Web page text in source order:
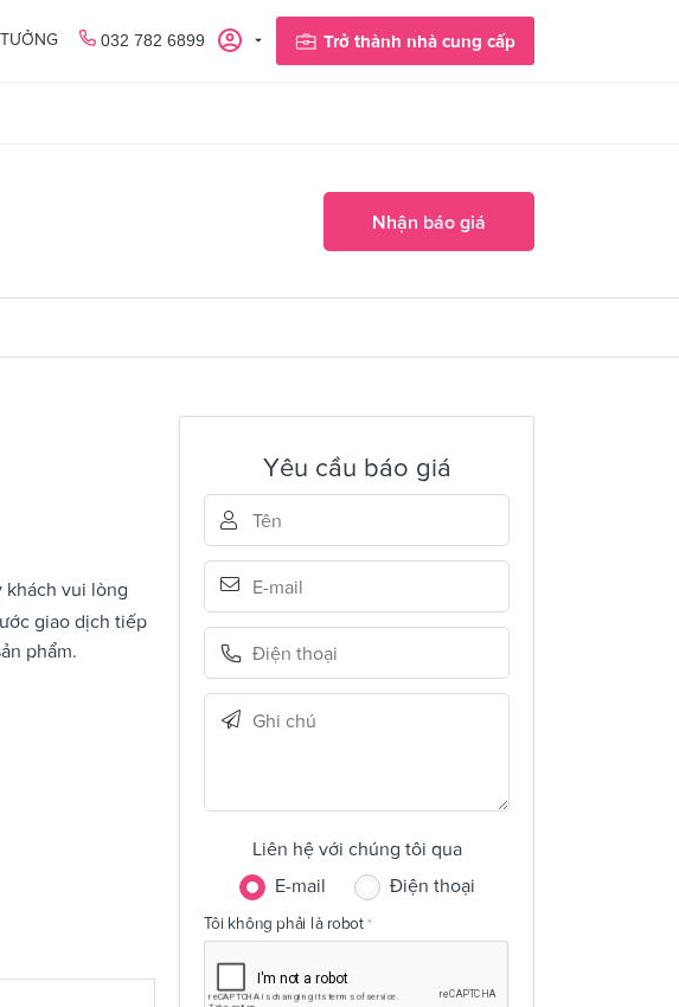
Trở thành nhà cung cấp
032 782 6899
Nhận báo giá
khách vui lòng
giao dịch tiếp
phẩm.
Yêu cầu báo giá
Liên hệ với chúng tôi qua
E-mail
Điện thoại
Tôi không phải là robot